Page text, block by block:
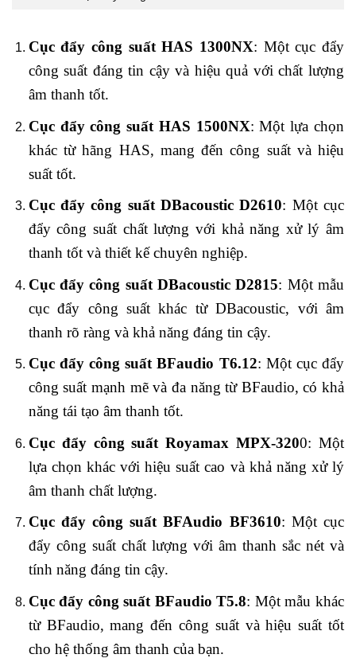
Cục đẩy công suất HAS 1300NX: Một cục đẩy
công suất đáng tin cậy và hiệu quả với chất lượng
âm thanh tốt.
Cục đẩy công suất HAS 1500NX: Một lựa chọn
khác từ hãng HAS, mang đến công suất và hiệu
suất tốt.
Cục đẩy công suất DBacoustic D2610: Một cục
đẩy công suất chất lượng với khả năng xử lý âm
thanh tốt và thiết kế chuyên nghiệp.
Cục đẩy công suất DBacoustic D2815: Một mẫu
cục đẩy công suất khác từ DBacoustic, với âm
thanh rõ ràng và khả năng đáng tin cậy.
Cục đẩy công suất BFaudio T6.12: Một cục đẩy
công suất mạnh mẽ và đa năng từ BFaudio, có khả
năng tái tạo âm thanh tốt.
Cục đẩy công suất Royamax MPX-3200: Một
lựa chọn khác với hiệu suất cao và khả năng xử lý
âm thanh chất lượng.
Cục đẩy công suất BFAudio BF3610: Một cục
đẩy công suất chất lượng với âm thanh sắc nét và
tính năng đáng tin cậy.
Cục đẩy công suất BFaudio T5.8: Một mẫu khác
từ BFaudio, mang đến công suất và hiệu suất tốt
cho hệ thống âm thanh của bạn.